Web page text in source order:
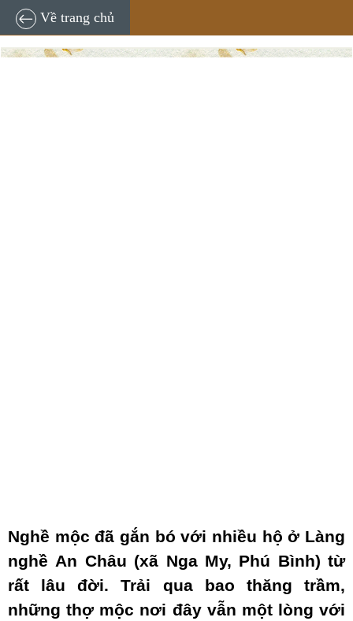
Về trang chủ
TNĐT 07:00, 26/09/2024
Nghề mộc đã gắn bó với nhiều hộ ở Làng
nghề An Châu (xã Nga My, Phú Bình) từ
rất lâu đời. Trải qua bao thăng trầm,
những thợ mộc nơi đây vẫn một lòng với